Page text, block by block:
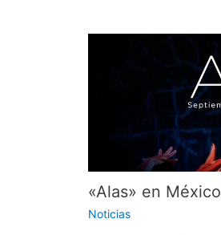
«Alas» en México
Noticias